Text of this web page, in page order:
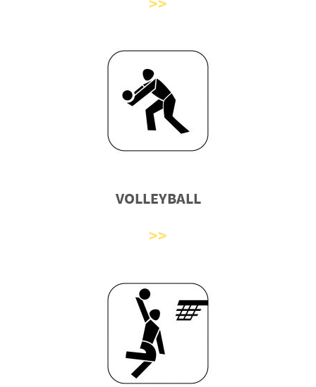
VOLLEYBALL